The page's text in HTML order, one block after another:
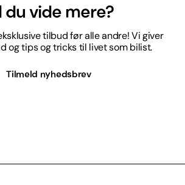
du vide mere?
tilbud før alle andre! Vi giver
og tips og tricks til livet som bilist.
Tilmeld nyhedsbrev